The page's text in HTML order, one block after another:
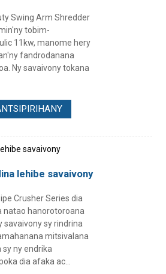
Swing Arm Shredder
tobim-
11kw, manome hery
fandrodanana
Ny savaivony tokana
lehibe savaivony
Crusher Series dia
natao hanorotoroana
sy rindrina
mitsivalana
ny endrika
dia afaka ac...